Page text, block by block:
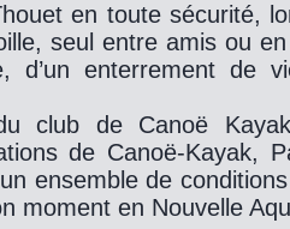
en toute sécurité,
seul entre amis ou en
d’un enterrement de
club de Canoë
de Canoë-Kayak,
ensemble de
moment en Nouvelle